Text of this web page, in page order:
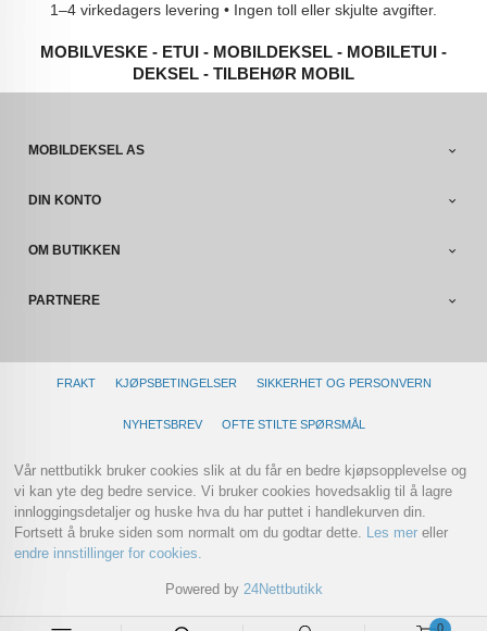
0
1–4 virkedagers levering • Ingen toll eller skjulte avgifter.
MOBILVESKE - ETUI - MOBILDEKSEL - MOBILETUI -
DEKSEL - TILBEHØR MOBIL
MOBILDEKSEL AS
DIN KONTO
OM BUTIKKEN
PARTNERE
FRAKT KJØPSBETINGELSER SIKKERHET OG PERSONVERN
NYHETSBREV OFTE STILTE SPØRSMÅL
Vår nettbutikk bruker cookies slik at du får en bedre kjøpsopplevelse og
vi kan yte deg bedre service. Vi bruker cookies hovedsaklig til å lagre
innloggingsdetaljer og huske hva du har puttet i handlekurven din.
Fortsett å bruke siden som normalt om du godtar dette. Les mer eller
endre innstillinger for cookies.
Powered by 24Nettbutikk